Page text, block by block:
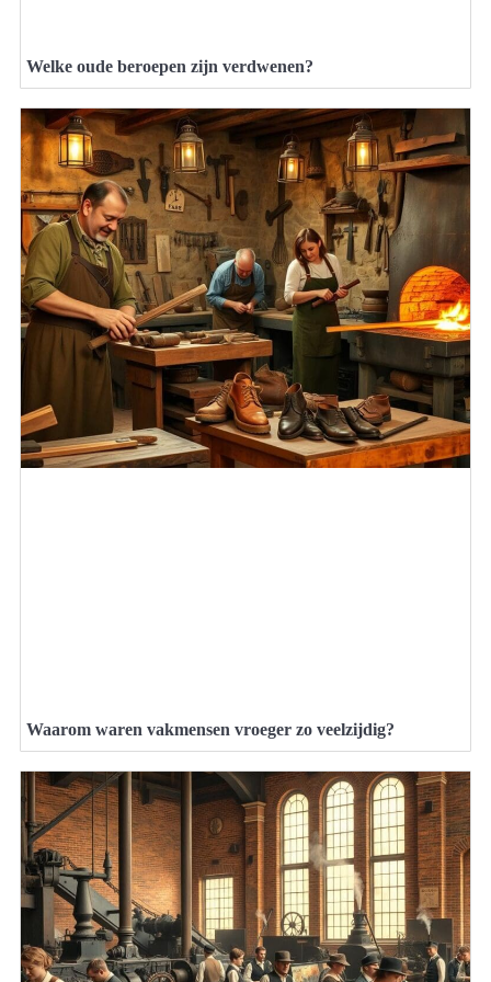
Welke oude beroepen zijn verdwenen?
Waarom waren vakmensen vroeger zo veelzijdig?